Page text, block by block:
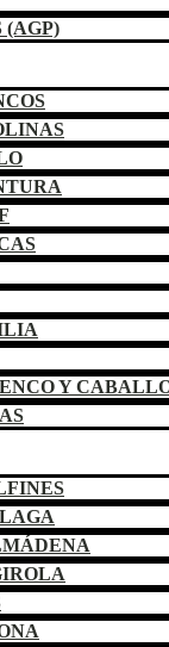
(AGP)
Y